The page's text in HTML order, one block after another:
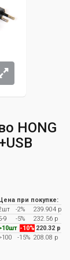
HONG
Цена при покупке:
-2%
239.904 р
9
-5%
232.56 р
-10% 220.32 р
-15% 208.08 р